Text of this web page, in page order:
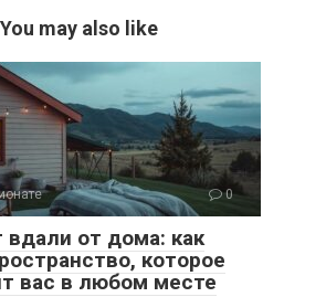
You may also like
0
от дома: как
которое
вас в любом месте